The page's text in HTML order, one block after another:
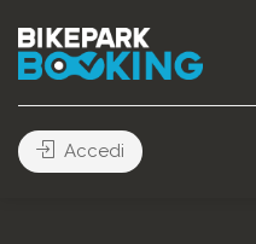
Accedi